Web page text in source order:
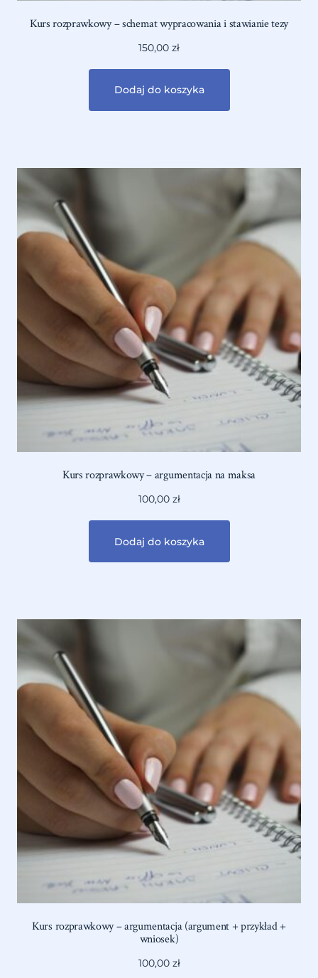
Kurs rozprawkowy – schemat wypracowania i stawianie tezy
150,00 zł
Dodaj do koszyka
Kurs rozprawkowy – argumentacja na maksa
100,00 zł
Dodaj do koszyka
Kurs rozprawkowy – argumentacja (argument + przykład +
wniosek)
100,00 zł